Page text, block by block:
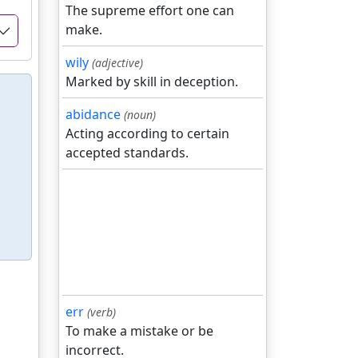
The supreme effort one can
make.
wily (adjective)
Marked by skill in deception.
abidance (noun)
Acting according to certain
accepted standards.
err (verb)
To make a mistake or be
incorrect.